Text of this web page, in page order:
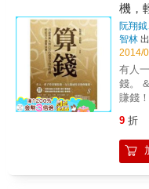
機，
阮翔
智林
2014/
有人一輩
錢。 & 關鍵在於 「你要知道自己投資什麼才會
賺錢！」 「更要知道何時進
哪一種？ 幾歲有發財時機？
不會
投資策略。 除了技
9 折